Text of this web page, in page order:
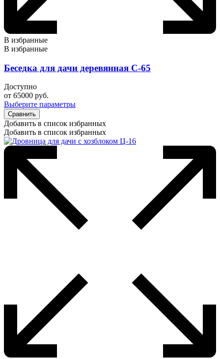
В избранные
В избранные
Беседка для дачи деревянная С-65
Доступно
от 65000 руб.
Выберите параметры
Сравнить
Добавить в список избранных
Добавить в список избранных